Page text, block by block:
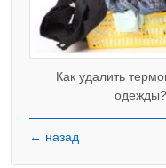
Как удалить
одежды?
← назад